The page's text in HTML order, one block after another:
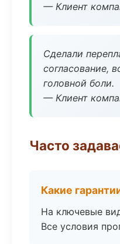
— Клиент
Сделали
согласование,
головной боли.
— Клиент
Часто
Какие
На ключевые
Все условия